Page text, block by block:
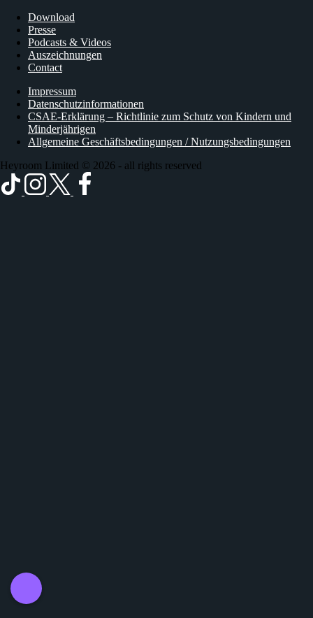
Download
Presse
Podcasts & Videos
Auszeichnungen
Contact
Impressum
Datenschutzinformationen
CSAE-Erklärung – Richtlinie zum Schutz von Kindern und
Minderjährigen
Allgemeine Geschäftsbedingungen / Nutzungsbedingungen
Heyroom Limited © 2026 - all rights reserved